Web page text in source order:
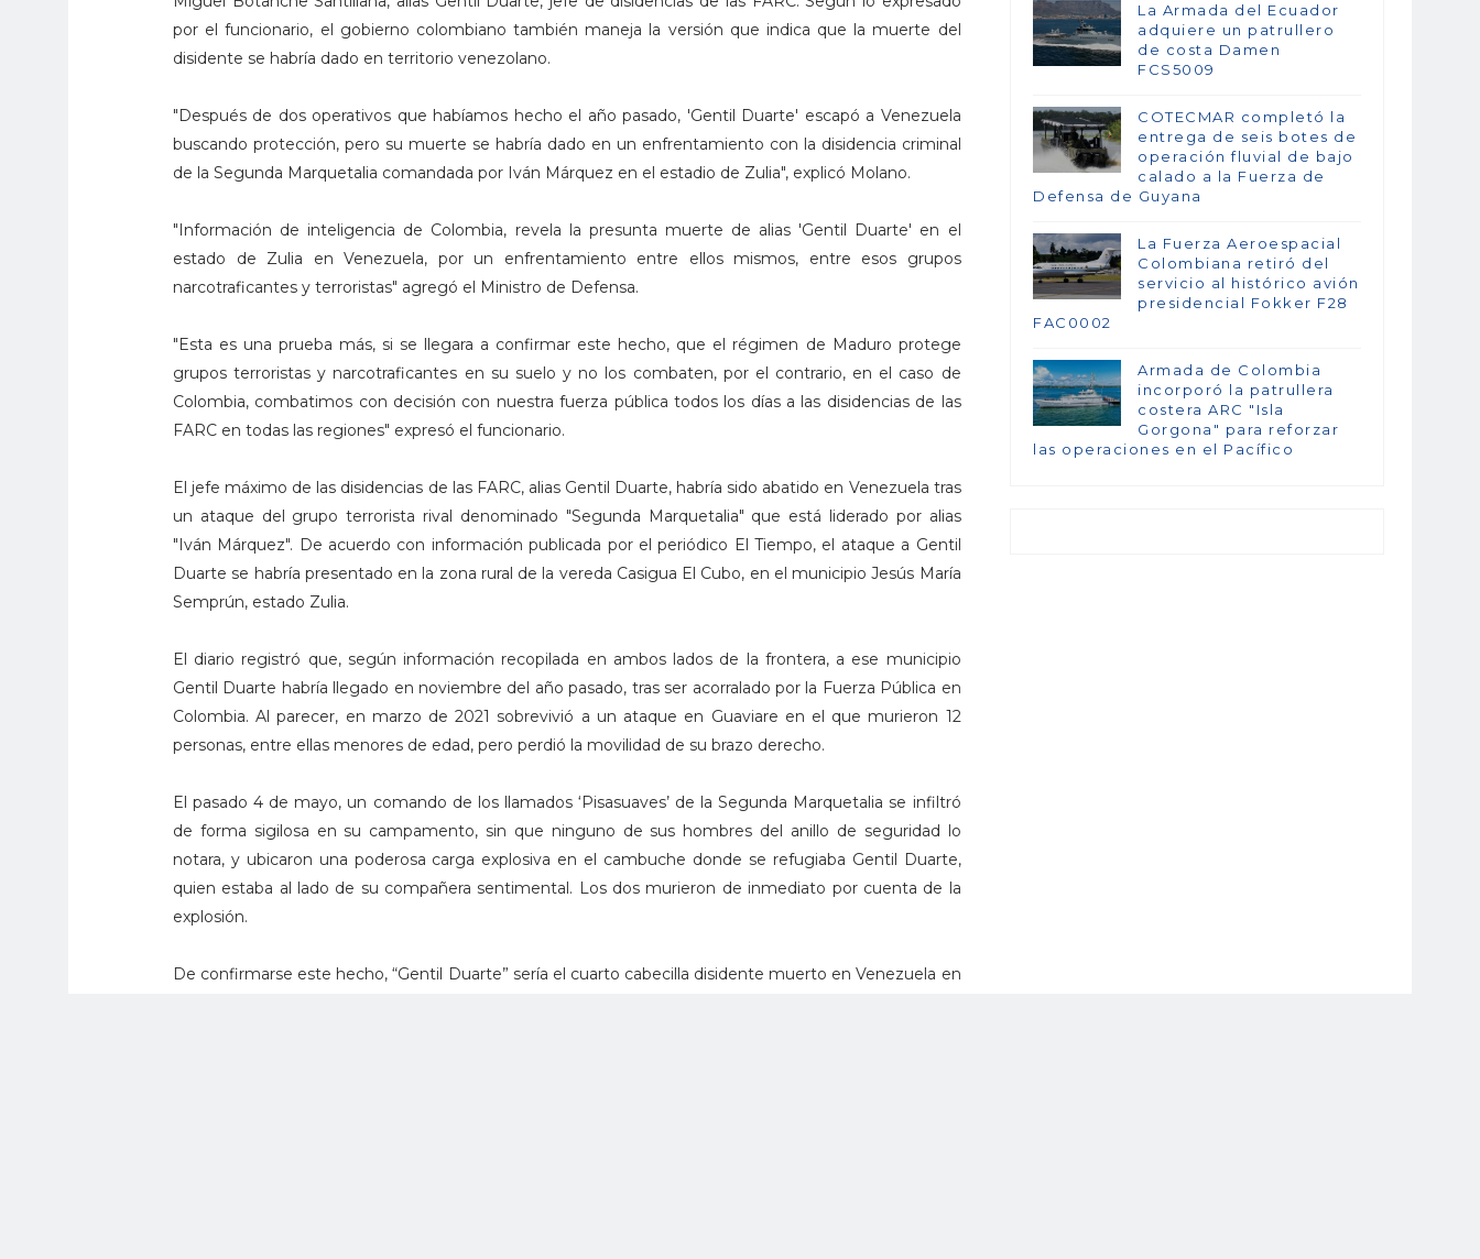
por el funcionario, el gobierno colombiano también maneja la versión que indica que la muerte del
disidente se habría dado en territorio venezolano.
"Después de dos operativos que habíamos hecho el año pasado, 'Gentil Duarte' escapó a Venezuela
buscando protección, pero su muerte se habría dado en un enfrentamiento con la disidencia criminal
de la Segunda Marquetalia comandada por Iván Márquez en el estadio de Zulia", explicó Molano.
"Información de inteligencia de Colombia, revela la presunta muerte de alias 'Gentil Duarte' en el
estado de Zulia en Venezuela, por un enfrentamiento entre ellos mismos, entre esos grupos
narcotraficantes y terroristas" agregó el Ministro de Defensa.
"Esta es una prueba más, si se llegara a confirmar este hecho, que el régimen de Maduro protege
grupos terroristas y narcotraficantes en su suelo y no los combaten, por el contrario, en el caso de
Colombia, combatimos con decisión con nuestra fuerza pública todos los días a las disidencias de las
FARC en todas las regiones" expresó el funcionario.
El jefe máximo de las disidencias de las FARC, alias Gentil Duarte, habría sido abatido en Venezuela tras
un ataque del grupo terrorista rival denominado "Segunda Marquetalia" que está liderado por alias
"Iván Márquez". De acuerdo con información publicada por el periódico El Tiempo, el ataque a Gentil
Duarte se habría presentado en la zona rural de la vereda Casigua El Cubo, en el municipio Jesús María
Semprún, estado Zulia.
El diario registró que, según información recopilada en ambos lados de la frontera, a ese municipio
Gentil Duarte habría llegado en noviembre del año pasado, tras ser acorralado por la Fuerza Pública en
Colombia. Al parecer, en marzo de 2021 sobrevivió a un ataque en Guaviare en el que murieron 12
personas, entre ellas menores de edad, pero perdió la movilidad de su brazo derecho.
El pasado 4 de mayo, un comando de los llamados ‘Pisasuaves’ de la Segunda Marquetalia se infiltró
de forma sigilosa en su campamento, sin que ninguno de sus hombres del anillo de seguridad lo
notara, y ubicaron una poderosa carga explosiva en el cambuche donde se refugiaba Gentil Duarte,
quien estaba al lado de su compañera sentimental. Los dos murieron de inmediato por cuenta de la
explosión.
De confirmarse este hecho, “Gentil Duarte” sería el cuarto cabecilla disidente muerto en Venezuela en
La Armada del Ecuador
adquiere un patrullero
de costa Damen
FCS5009
COTECMAR completó la
entrega de seis botes de
operación fluvial de bajo
calado a la Fuerza de
Defensa de Guyana
La Fuerza Aeroespacial
Colombiana retiró del
servicio al histórico avión
presidencial Fokker F28
FAC0002
Armada de Colombia
incorporó la patrullera
costera ARC "Isla
Gorgona" para reforzar
las operaciones en el Pacífico